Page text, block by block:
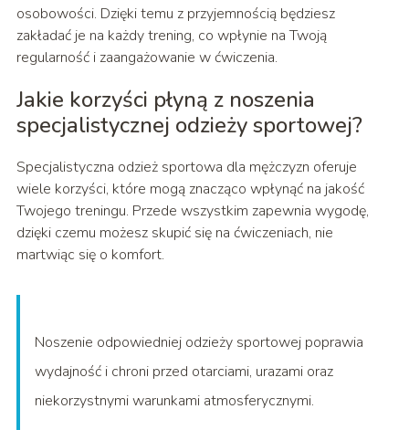
osobowości. Dzięki temu z przyjemnością będziesz
zakładać je na każdy trening, co wpłynie na Twoją
regularność i zaangażowanie w ćwiczenia.
Jakie korzyści płyną z noszenia
specjalistycznej odzieży sportowej?
Specjalistyczna odzież sportowa dla mężczyzn oferuje
wiele korzyści, które mogą znacząco wpłynąć na jakość
Twojego treningu. Przede wszystkim zapewnia wygodę,
dzięki czemu możesz skupić się na ćwiczeniach, nie
martwiąc się o komfort.
Noszenie odpowiedniej odzieży sportowej poprawia
wydajność i chroni przed otarciami, urazami oraz
niekorzystnymi warunkami atmosferycznymi.